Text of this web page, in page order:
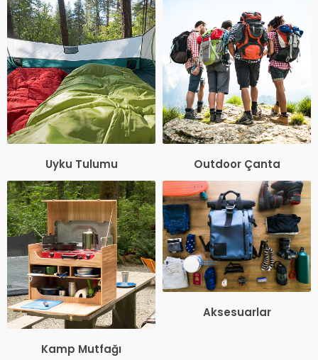
Uyku Tulumu Outdoor Çanta
Kamp Mutfağı
Aksesuarlar